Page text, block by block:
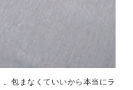
包まなくていいから本当にラ